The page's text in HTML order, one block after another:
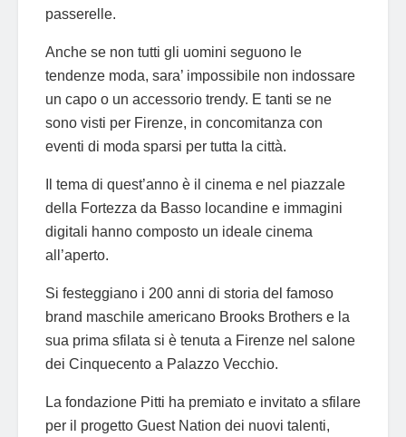
passerelle.
Anche se non tutti gli uomini seguono le
tendenze moda, sara’ impossibile non indossare
un capo o un accessorio trendy. E tanti se ne
sono visti per Firenze, in concomitanza con
eventi di moda sparsi per tutta la città.
Il tema di quest’anno è il cinema e nel piazzale
della Fortezza da Basso locandine e immagini
digitali hanno composto un ideale cinema
all’aperto.
Si festeggiano i 200 anni di storia del famoso
brand maschile americano Brooks Brothers e la
sua prima sfilata si è tenuta a Firenze nel salone
dei Cinquecento a Palazzo Vecchio.
La fondazione Pitti ha premiato e invitato a sfilare
per il progetto Guest Nation dei nuovi talenti,